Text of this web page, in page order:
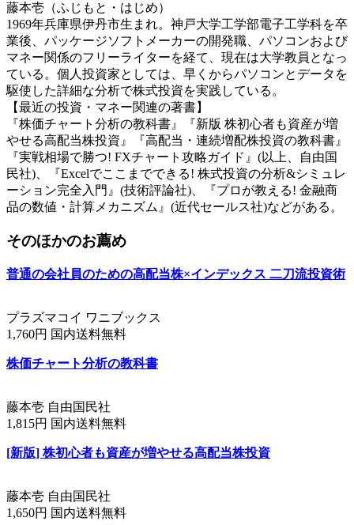
藤本壱（ふじもと・はじめ）
1969年兵庫県伊丹市生まれ。神戸大学工学部電子工学科を卒
業後、パッケージソフトメーカーの開発職、パソコンおよび
マネー関係のフリーライターを経て、現在は大学教員となっ
ている。個人投資家としては、早くからパソコンとデータを
駆使した詳細な分析で株式投資を実践している。
【最近の投資・マネー関連の著書】
『株価チャート分析の教科書』『新版 株初心者も資産が増
やせる高配当株投資』『高配当・連続増配株投資の教科書』
『実戦相場で勝つ! FXチャート攻略ガイド』(以上、自由国
民社)、『Excelでここまでできる! 株式投資の分析&シミュレ
ーション完全入門』(技術評論社)、『プロが教える! 金融商
品の数値・計算メカニズム』(近代セールス社)などがある。
そのほかのお薦め
普通の会社員のための高配当株×インデックス 二刀流投資術
プラズマコイ ワニブックス
1,760円 国内送料無料
株価チャート分析の教科書
藤本壱 自由国民社
1,815円 国内送料無料
[新版] 株初心者も資産が増やせる高配当株投資
藤本壱 自由国民社
1,650円 国内送料無料